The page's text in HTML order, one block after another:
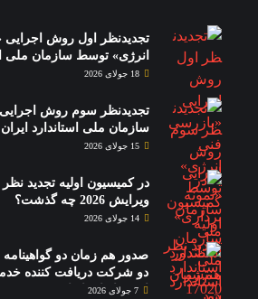
تجدیدنظر اول روش اجرایی
انرژی» توسط سازمان ملی
شد.
18 جولای 2026
تجدیدنظر سوم روش اجرایی
سازمان ملی استاندارد
15 جولای 2026
ویرایش 2026 چه گذشت؟
14 جولای 2026
صدور هم زمان دو گواهینامه
دو شرکت دریافت کننده
استقرار استاندارد 17020
7 جولای 2026